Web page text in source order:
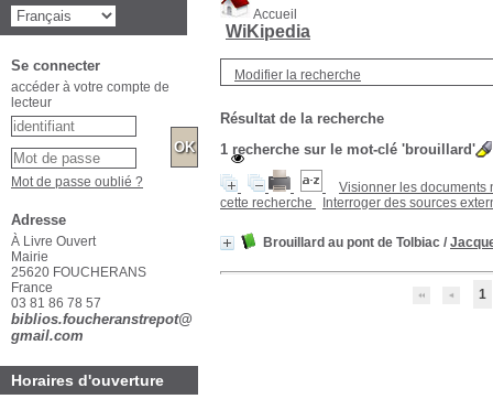
Accueil
WiKipedia
Modifier la recherche
Résultat de la recherche
1 recherche sur le mot-clé 'brouillard'
Visionner les documents
cette recherche
Interroger des sources
Brouillard au pont de Tolbiac /
1
Se connecter
accéder à votre compte de
lecteur
Mot de passe oublié ?
Adresse
À Livre Ouvert
Mairie
25620 FOUCHERANS
France
03 81 86 78 57
biblios.foucheranstrepot@
gmail.com
Horaires d'ouverture